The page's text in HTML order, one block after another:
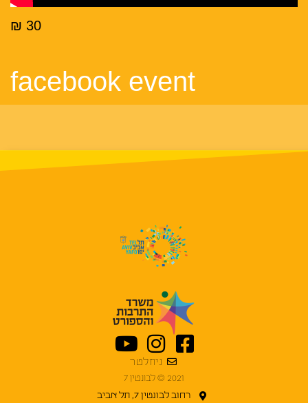
30 ₪
facebook event
רחוב לבונטין 7, תל אביב
ניוזלטר
2021 © לבונטין 7